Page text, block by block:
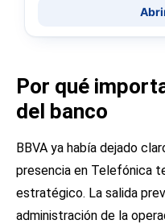
Por qué
del banco
BBVA ya había dejado
presencia en Telefónica
estratégico. La salida
administración de la